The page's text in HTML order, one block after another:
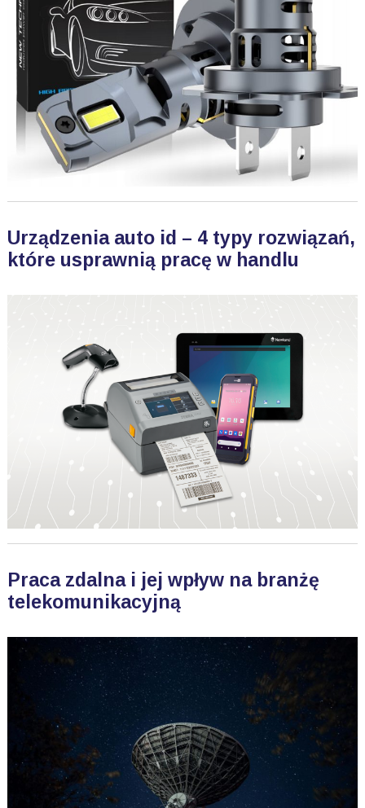
Urządzenia auto id – 4 typy rozwiązań,
które usprawnią pracę w handlu
Praca zdalna i jej wpływ na branżę
telekomunikacyjną